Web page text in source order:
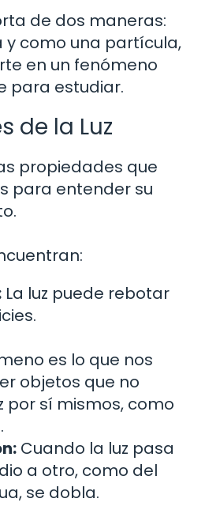
de dos maneras:
y como una partícula,
en un fenómeno
para estudiar.
de la Luz
propiedades que
para entender su
La luz puede rebotar
es lo que nos
objetos que no
por sí mismos, como
Cuando la luz pasa
a otro, como del
se dobla.